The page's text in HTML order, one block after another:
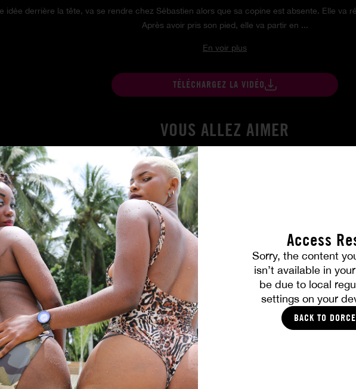
Access
Sorry, the content
isn’t available in
be due to local
settings on your
BACK TO
idée derrière la tête, va se rendre chez Sébastien alors que sa copine est absente. Elle va
Après avoir pris son pied, elle va partir en ...
En voir plus
TÉLÉCHARGEZ LA VIDÉO
VOUS ALLEZ AIMER
Allo Police - L'entente
VANESSA B.
Une bite pour deux filles
HANCHE D'ENFER